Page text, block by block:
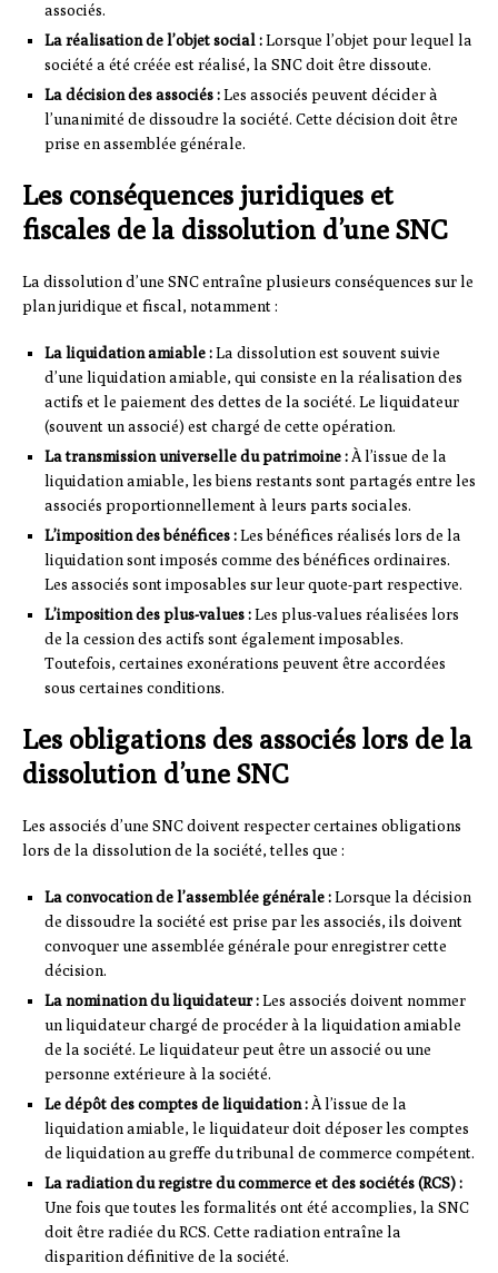
associés.
La réalisation de l’objet social :Lorsque l’objet pour lequel la
société a été créée est réalisé, la SNC doit être dissoute.
La décision des associés :Les associés peuvent décider à
l’unanimité de dissoudre la société. Cette décision doit être
prise en assemblée générale.
Les conséquences juridiques et
fiscales de la dissolution d’une SNC
La dissolution d’une SNC entraîne plusieurs conséquences sur le
plan juridique et fiscal, notamment :
La liquidation amiable :La dissolution est souvent suivie
d’une liquidation amiable, qui consiste en la réalisation des
actifs et le paiement des dettes de la société. Le liquidateur
(souvent un associé) est chargé de cette opération.
La transmission universelle du patrimoine :À l’issue de la
liquidation amiable, les biens restants sont partagés entre les
associés proportionnellement à leurs parts sociales.
L’imposition des bénéfices :Les bénéfices réalisés lors de la
liquidation sont imposés comme des bénéfices ordinaires.
Les associés sont imposables sur leur quote-part respective.
L’imposition des plus-values :Les plus-values réalisées lors
de la cession des actifs sont également imposables.
Toutefois, certaines exonérations peuvent être accordées
sous certaines conditions.
Les obligations des associés lors de la
dissolution d’une SNC
Les associés d’une SNC doivent respecter certaines obligations
lors de la dissolution de la société, telles que :
La convocation de l’assemblée générale :Lorsque la décision
de dissoudre la société est prise par les associés, ils doivent
convoquer une assemblée générale pour enregistrer cette
décision.
La nomination du liquidateur :Les associés doivent nommer
un liquidateur chargé de procéder à la liquidation amiable
de la société. Le liquidateur peut être un associé ou une
personne extérieure à la société.
Le dépôt des comptes de liquidation :À l’issue de la
liquidation amiable, le liquidateur doit déposer les comptes
de liquidation au greffe du tribunal de commerce compétent.
La radiation du registre du commerce et des sociétés (RCS) :
Une fois que toutes les formalités ont été accomplies, la SNC
doit être radiée du RCS. Cette radiation entraîne la
disparition définitive de la société.